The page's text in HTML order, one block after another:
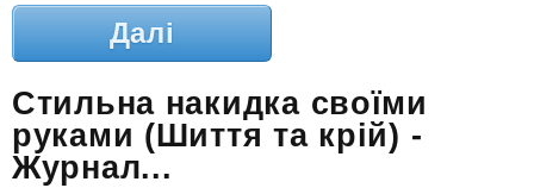
Далі
Стильна накидка своїми
руками (Шиття та крій) -
Журнал...